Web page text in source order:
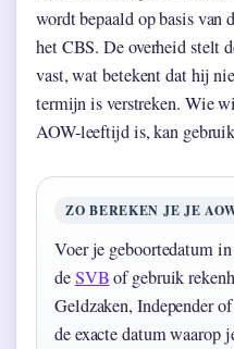
wordt bepaald op basis van
het CBS. De overheid stelt
vast, wat betekent dat hij
termijn is verstreken. Wie
AOW-leeftijd is, kan
ZO BEREKEN JE JE
Voer je geboortedatum
deSVBof gebruik
Geldzaken, Independer
de exacte datum waarop